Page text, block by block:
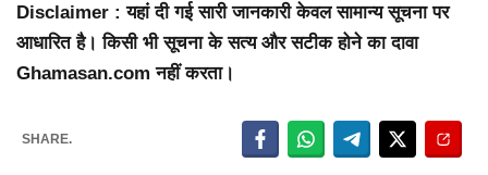
Disclaimer : यहां दी गई सारी जानकारी केवल सामान्य सूचना पर
आधारित है। किसी भी सूचना के सत्य और सटीक होने का दावा
Ghamasan.com नहीं करता।
SHARE.